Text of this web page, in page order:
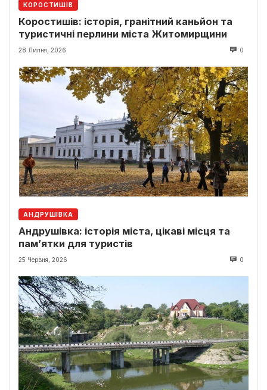
КОРОСТИШІВ
Коростишів: історія, гранітний каньйон та
туристичні перлини міста Житомирщини
28 Липня, 2026 0
АНДРУШІВКА
Андрушівка: історія міста, цікаві місця та
пам’ятки для туристів
25 Червня, 2026 0